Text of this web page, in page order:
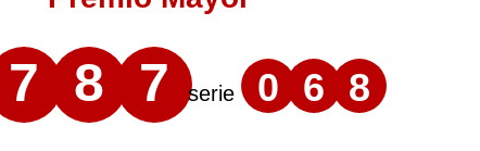
7 8 7 serie 0 6 8